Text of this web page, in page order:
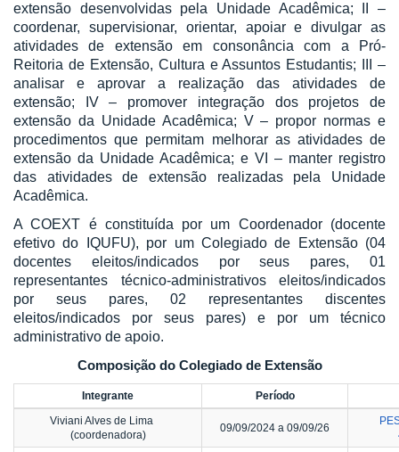
extensão desenvolvidas pela Unidade Acadêmica; II –
coordenar, supervisionar, orientar, apoiar e divulgar as
atividades de extensão em consonância com a Pró-
Reitoria de Extensão, Cultura e Assuntos Estudantis; III –
analisar e aprovar a realização das atividades de
extensão; IV – promover integração dos projetos de
extensão da Unidade Acadêmica; V – propor normas e
procedimentos que permitam melhorar as atividades de
extensão da Unidade Acadêmica; e VI – manter registro
das atividades de extensão realizadas pela Unidade
Acadêmica.
A COEXT é constituída por um Coordenador (docente
efetivo do IQUFU), por um Colegiado de Extensão (04
docentes eleitos/indicados por seus pares, 01
representantes técnico-administrativos eleitos/indicados
por seus pares, 02 representantes discentes
eleitos/indicados por seus pares) e por um técnico
administrativo de apoio.
Composição do Colegiado de Extensão
Integrante
Período
Viviani Alves de Lima
(coordenadora)
09/09/2024 a 09/09/26